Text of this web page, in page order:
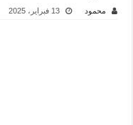
محمود 13 فبراير، 2025